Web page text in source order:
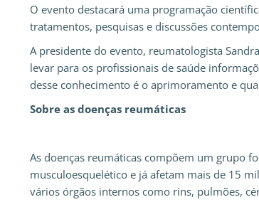
O evento destacará uma programação
tratamentos, pesquisas e discussões
A presidente do evento, reumatologista
levar para os profissionais de saúde
desse conhecimento é o aprimoramento e
Sobre as doenças reumáticas
As doenças reumáticas compõem um grupo
musculoesquelético e já afetam mais de 15
vários órgãos internos como rins, pulmões,